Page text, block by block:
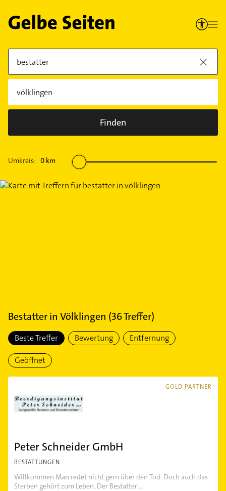
Finden
Umkreis: 0 km
Bestatterin Völklingen (36Treffer)
Beste Treffer Bewertung Entfernung
Geöffnet
GOLD PARTNER
Peter Schneider GmbH
BESTATTUNGEN
Willkommen Man redet nicht gern über den Tod. Doch auch das
Sterben gehört zum Leben. Der Bestatter ...